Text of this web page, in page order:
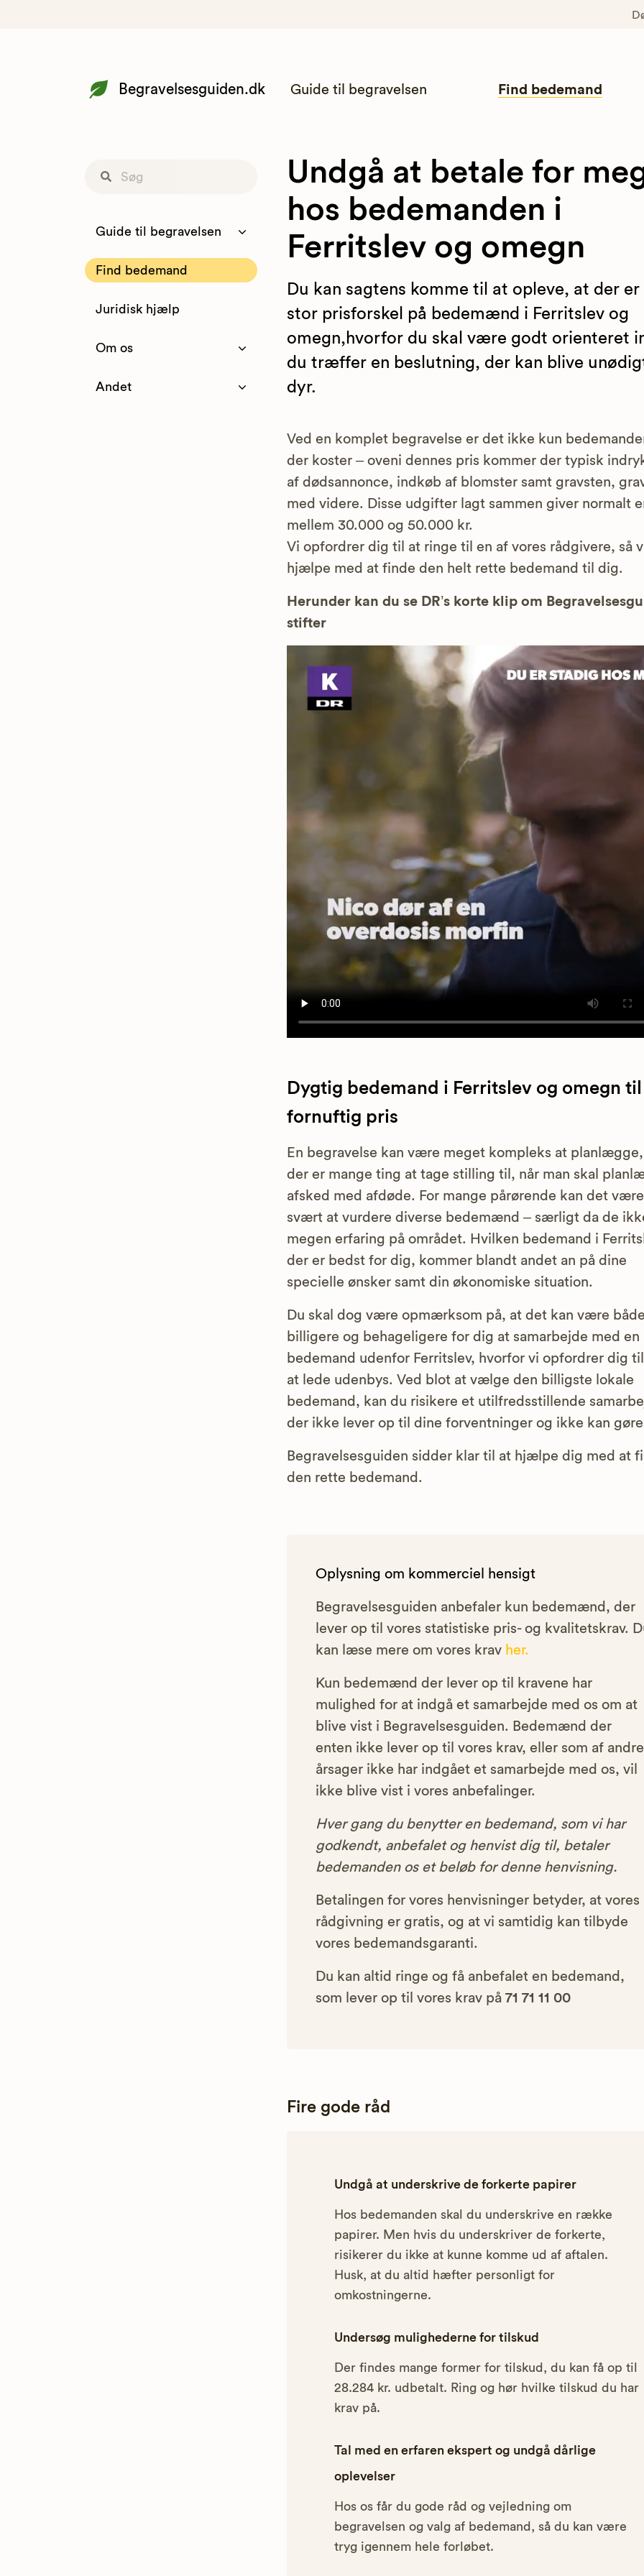
Begravelsesguiden.dk Guide til begravelsen Find bedemand
Guide til begravelsen
Find bedemand
Juridisk hjælp
Om os
Andet
Undgå at betale for
hos bedemanden i
Ferritslev og omegn
Du kan sagtens komme til at opleve, at der er
stor prisforskel på bedemænd i Ferritslev og
omegn,hvorfor du skal være godt orienteret
du træffer en beslutning, der kan blive
dyr.
Ved en komplet begravelse er det ikke kun
der koster – oveni dennes pris kommer der typisk
af dødsannonce, indkøb af blomster samt gravsten,
med videre. Disse udgifter lagt sammen giver normalt
mellem 30.000 og 50.000 kr.
Vi opfordrer dig til at ringe til en af vores rådgivere, så
hjælpe med at finde den helt rette bedemand til dig.
Herunder kan du se DR’s korte klip om
stifter
Dygtig bedemand i Ferritslev og omegn
fornuftig pris
En begravelse kan være meget kompleks at
der er mange ting at tage stilling til, når man skal
afsked med afdøde. For mange pårørende kan det være
svært at vurdere diverse bedemænd – særligt da de
megen erfaring på området. Hvilken bedemand i
der er bedst for dig, kommer blandt andet an på dine
specielle ønsker samt din økonomiske situation.
Du skal dog være opmærksom på, at det kan være
billigere og behageligere for dig at samarbejde med en
bedemand udenfor Ferritslev, hvorfor vi opfordrer dig
at lede udenbys. Ved blot at vælge den billigste lokale
bedemand, kan du risikere et utilfredsstillende
der ikke lever op til dine forventninger og ikke kan
Begravelsesguiden sidder klar til at hjælpe dig med at
den rette bedemand.
Oplysning om kommerciel hensigt
Begravelsesguiden anbefaler kun bedemænd, der
lever op til vores statistiske pris- og kvalitetskrav.
kan læse mere om vores krav her.
Kun bedemænd der lever op til kravene har
mulighed for at indgå et samarbejde med os om at
blive vist i Begravelsesguiden. Bedemænd der
enten ikke lever op til vores krav, eller som af andre
årsager ikke har indgået et samarbejde med os, vil
ikke blive vist i vores anbefalinger.
Hver gang du benytter en bedemand, som vi har
godkendt, anbefalet og henvist dig til, betaler
bedemanden os et beløb for denne henvisning.
Betalingen for vores henvisninger betyder, at vores
rådgivning er gratis, og at vi samtidig kan tilbyde
vores bedemandsgaranti.
Du kan altid ringe og få anbefalet en bedemand,
som lever op til vores krav på 71 71 11 00
Fire gode råd
Undgå at underskrive de forkerte papirer
Hos bedemanden skal du underskrive en række
papirer. Men hvis du underskriver de forkerte,
risikerer du ikke at kunne komme ud af aftalen.
Husk, at du altid hæfter personligt for
omkostningerne.
Undersøg mulighederne for tilskud
Der findes mange former for tilskud, du kan få op til
28.284 kr. udbetalt. Ring og hør hvilke tilskud du har
krav på.
Tal med en erfaren ekspert og undgå dårlige
oplevelser
Hos os får du gode råd og vejledning om
begravelsen og valg af bedemand, så du kan være
tryg igennem hele forløbet.